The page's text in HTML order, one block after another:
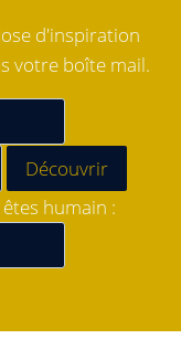
d'inspiration
votre boîte mail.
humain :